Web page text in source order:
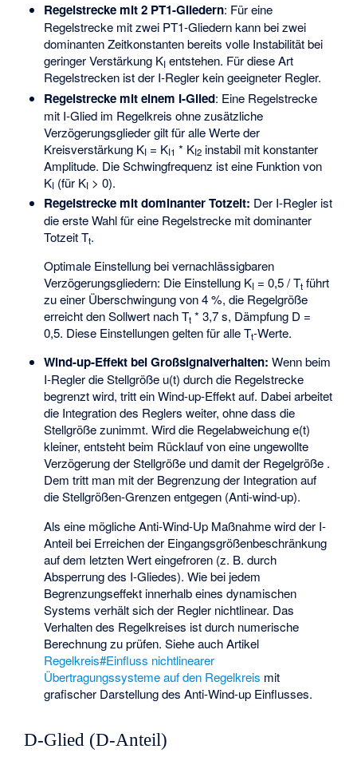
Regelstrecke mit 2 PT1-Gliedern: Für eine
Regelstrecke mit zwei PT1-Gliedern kann bei zwei
dominanten Zeitkonstanten bereits volle Instabilität bei
geringer Verstärkung KIentstehen. Für diese Art
Regelstrecken ist der I-Regler kein geeigneter Regler.
Regelstrecke mit einem I-Glied: Eine Regelstrecke
mit I-Glied im Regelkreis ohne zusätzliche
Verzögerungsglieder gilt für alle Werte der
KreisverstärkungKI= KI1 * KI2instabil mit konstanter
Amplitude. Die Schwingfrequenz ist eine Funktion von
KI(für KI> 0).
Regelstrecke mit dominanter Totzeit: Der I-Regler ist
die erste Wahl für eine Regelstrecke mit dominanter
Totzeit Tt.
Optimale Einstellung bei vernachlässigbaren
Verzögerungsgliedern: Die Einstellung KI= 0,5 / Ttführt
zu einer Überschwingung von 4 %, die Regelgröße
erreicht den Sollwert nach Tt* 3,7 s, Dämpfung D =
0,5. Diese Einstellungen gelten für alle Tt-Werte.
Wind-up-Effekt bei Großsignalverhalten: Wenn beim
I-Regler die Stellgröße u(t) durch die Regelstrecke
begrenzt wird, tritt ein Wind-up-Effekt auf. Dabei arbeitet
die Integration des Reglers weiter, ohne dass die
Stellgröße zunimmt. Wird die Regelabweichung e(t)
kleiner, entsteht beim Rücklauf voneine ungewollte
Verzögerung der Stellgröße und damit der Regelgröße .
Dem tritt man mit der Begrenzung der Integration auf
die Stellgrößen-Grenzen entgegen (Anti-wind-up).
Als eine mögliche Anti-Wind-Up Maßnahme wird der I-
Anteil bei Erreichen der Eingangsgrößenbeschränkung
auf dem letzten Wert eingefroren (z. B. durch
Absperrung des I-Gliedes). Wie bei jedem
Begrenzungseffekt innerhalb eines dynamischen
Systems verhält sich der Regler nichtlinear. Das
Verhalten des Regelkreises ist durch numerische
Berechnung zu prüfen. Siehe auch Artikel
Regelkreis#Einfluss nichtlinearer
Übertragungssysteme auf den Regelkreis mit
grafischer Darstellung des Anti-Wind-up Einflusses.
D-Glied (D-Anteil)